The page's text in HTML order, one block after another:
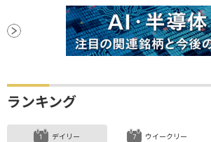
ランキング
デイリー ウイークリー